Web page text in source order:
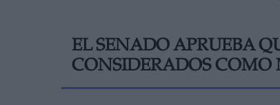
EL SENADO APRUEBA
CONSIDERADOS COMO
link
Información adicional
link